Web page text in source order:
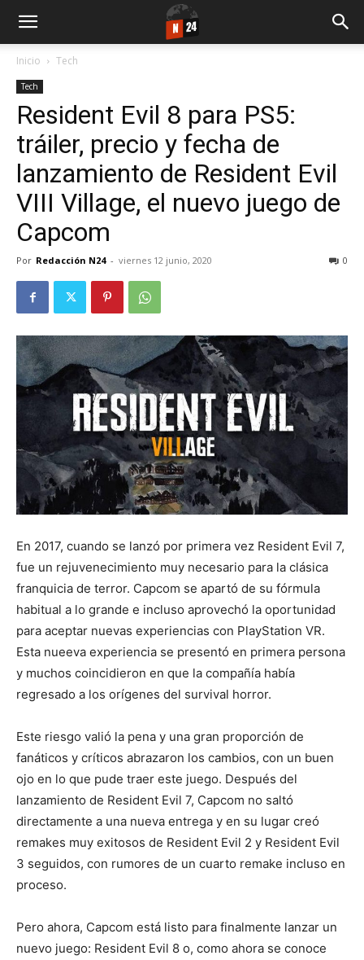
Inicio Tech
Tech
Resident Evil 8 para PS5:
tráiler, precio y fecha de
lanzamiento de Resident Evil
VIII Village, el nuevo juego de
Capcom
Por Redacción N24 - viernes 12 junio, 2020 0
En 2017, cuando se lanzó por primera vez Resident Evil 7,
fue un rejuvenecimiento muy necesario para la clásica
franquicia de terror. Capcom se apartó de su fórmula
habitual a lo grande e incluso aprovechó la oportunidad
para aceptar nuevas experiencias con PlayStation VR.
Esta nueeva experiencia se presentó en primera persona
y muchos coincidieron en que la compañía había
regresado a los orígenes del survival horror.
Este riesgo valió la pena y una gran proporción de
fanáticos y críticos abrazaron los cambios, con un buen
ojo en lo que pude traer este juego. Después del
lanzamiento de Resident Evil 7, Capcom no saltó
directamente a una nueva entrega y en su lugar creó
remakes muy exitosos de Resident Evil 2 y Resident Evil
3 seguidos, con rumores de un cuarto remake incluso en
proceso.
Pero ahora, Capcom está listo para finalmente lanzar un
nuevo juego: Resident Evil 8 o, como ahora se conoce